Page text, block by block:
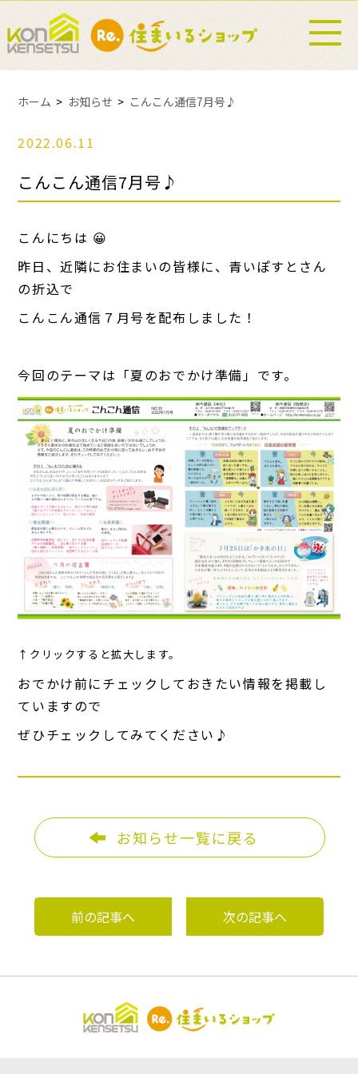
ホーム お知らせ こんこん通信7月号♪
2022.06.11
こんこん通信7月号♪
こんにちは 😀
昨日、近隣にお住まいの皆様に、青いぽすとさん
の折込で
こんこん通信７月号を配布しました！
今回のテーマは「夏のおでかけ準備」です。
↑クリックすると拡大します。
おでかけ前にチェックしておきたい情報を掲載し
ていますので
ぜひチェックしてみてください♪
お知らせ一覧に戻る
前の記事へ 次の記事へ